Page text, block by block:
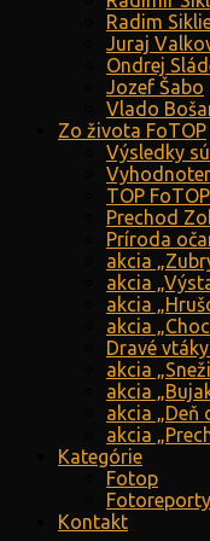
Radim
Juraj
Ondrej
Jozef Šabo
Vlado
Zo života FoTOP
Výsledky
TOP
Prechod
Príroda
akcia
akcia
akcia
akcia
Dravé
akcia
akcia
akcia „Deň
akcia
Kategórie
Fotop
Fotoreporty
Kontakt